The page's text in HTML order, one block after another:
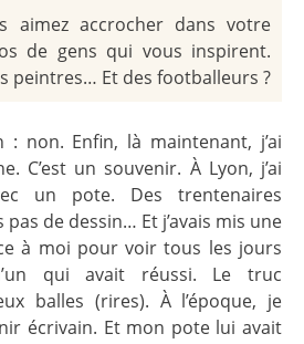
aimez accrocher dans votre
de gens qui vous inspirent.
peintres… Et des footballeurs ?
: non. Enfin, là maintenant, j’ai
C’est un souvenir. À Lyon, j’ai
un pote. Des trentenaires
pas de dessin… Et j’avais mis une
à moi pour voir tous les jours
qui avait réussi. Le truc
balles (rires). À l’époque, je
écrivain. Et mon pote lui avait